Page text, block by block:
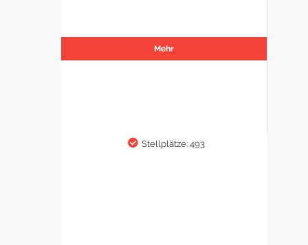
Mehr
Stellplätze: 493